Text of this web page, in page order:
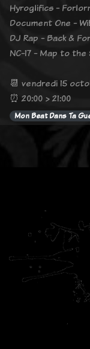
Hyroglifics -
Document One -
DJ Rap - Back &
NC-17 - Map to
📆 vendredi 15
⏰ 20:00 > 21:00
Mon Beat Dans Ta